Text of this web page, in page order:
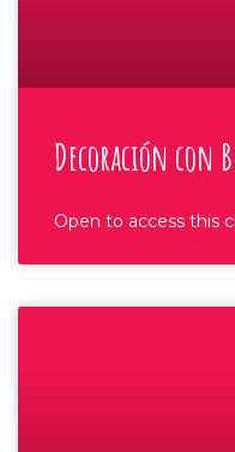
Decoración con
Open to access this